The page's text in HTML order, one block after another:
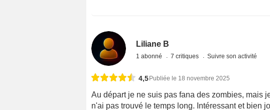
Liliane B
1 abonné 7 critiques Suivre son activité
4,5 Publiée le 18 novembre 2025
Au départ je ne suis pas fana des zombies, mais
n'ai pas trouvé le temps long. Intéressant et bien